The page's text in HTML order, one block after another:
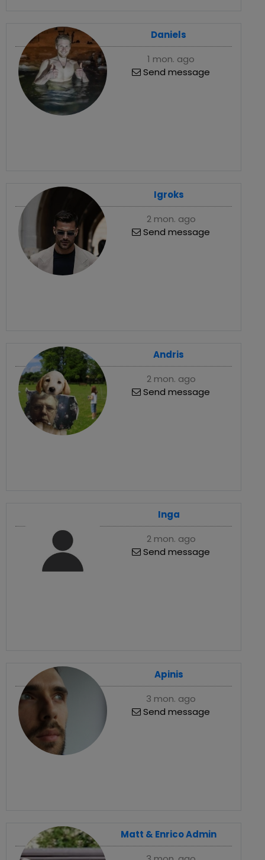
Daniels
1 mon. ago
Send message
Igroks
2 mon. ago
Send message
Andris
2 mon. ago
Send message
Inga
2 mon. ago
Send message
Apinis
3 mon. ago
Send message
Matt & Enrico Admin